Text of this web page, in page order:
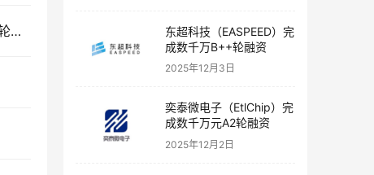
分子之心（MoleculeMind）完成数千万美元天使轮融资
东超科技（EASPEED）完
成数千万B++轮融资
2025年12月3日
奕泰微电子（EtlChip）完
成数千万元A2轮融资
2025年12月2日